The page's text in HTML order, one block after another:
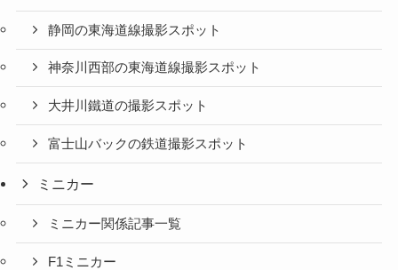
静岡の東海道線撮影スポット
神奈川西部の東海道線撮影スポット
大井川鐵道の撮影スポット
富士山バックの鉄道撮影スポット
ミニカー
ミニカー関係記事一覧
F1ミニカー